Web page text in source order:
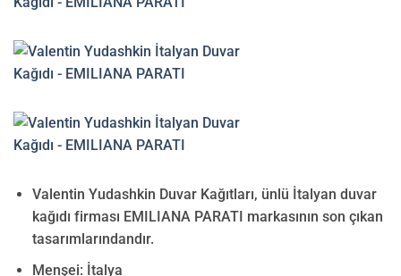
Valentin Yudashkin Duvar Kağıtları, ünlü İtalyan duvar
kağıdı firması EMILIANA PARATI markasının son çıkan
tasarımlarındandır.
Menşei: İtalya